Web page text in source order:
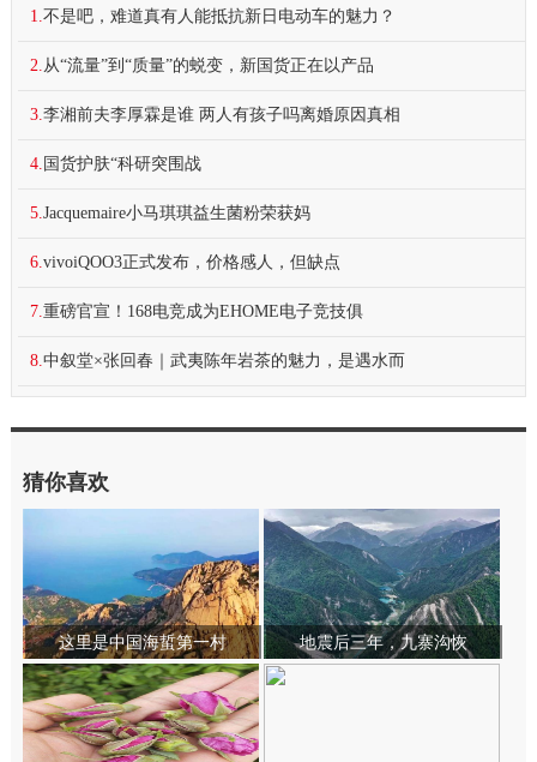
1.不是吧，难道真有人能抵抗新日电动车的魅力？
2.从“流量”到“质量”的蜕变，新国货正在以产品
3.李湘前夫李厚霖是谁 两人有孩子吗离婚原因真相
4. 国货护肤“科研突围战
5.Jacquemaire小马琪琪益生菌粉荣获妈
6.vivoiQOO3正式发布，价格感人，但缺点
7.重磅官宣！168电竞成为EHOME电子竞技俱
8.中叙堂×张回春｜武夷陈年岩茶的魅力，是遇水而
猜你喜欢
这里是中国海蜇第一村 地震后三年，九寨沟恢